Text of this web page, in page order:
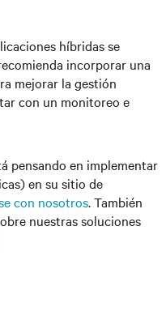
híbridas se
incorporar una
mejorar la gestión
con un monitoreo e
pensando en implementar
en su sitio de
con nosotros. También
nuestras soluciones